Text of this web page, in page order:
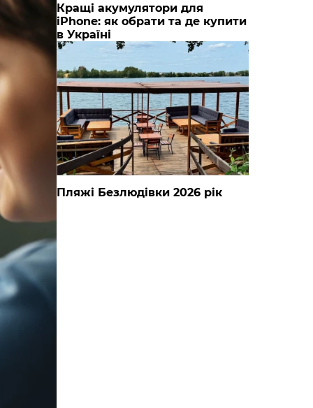
Кращі акумулятори для
iPhone: як обрати та де купити
в Україні
Пляжі Безлюдівки 2026 рік